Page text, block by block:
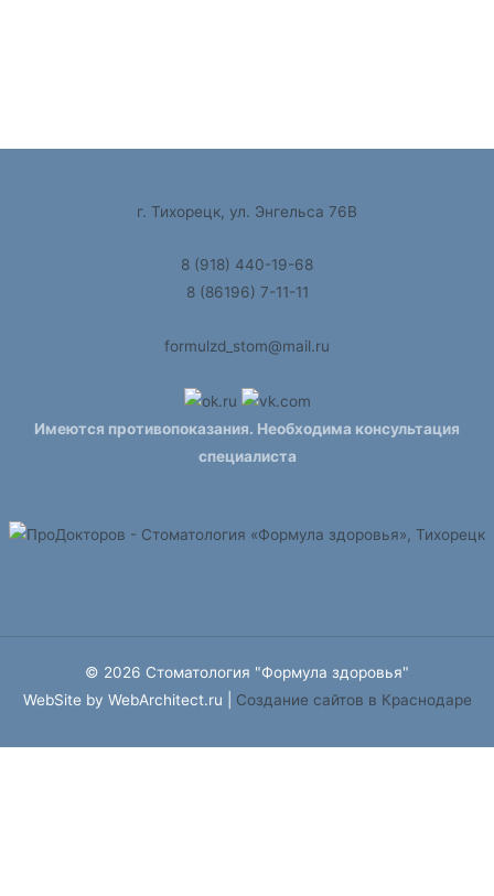
г. Тихорецк, ул. Энгельса 76В
8 (918) 440-19-68
8 (86196) 7-11-11
formulzd_stom@mail.ru
Имеются противопоказания. Необходима консультация
специалиста
© 2026 Стоматология "Формула здоровья"
WebSite by WebArchitect.ru | Cоздание сайтов в Краснодаре